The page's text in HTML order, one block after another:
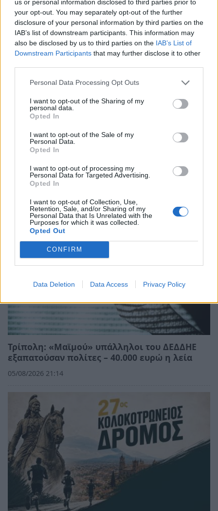
us or personal information disclosed to third parties prior to
your opt-out. You may separately opt-out of the further
disclosure of your personal information by third parties on the
IAB’s list of downstream participants. This information may
also be disclosed by us to third parties on the IAB’s List of
Downstream Participants that may further disclose it to other
Personal Data Processing Opt Outs
I want to opt-out of the Sharing of my
personal data.
Opted In
I want to opt-out of the Sale of my
Personal Data.
Opted In
I want to opt-out of processing my
Personal Data for Targeted Advertising.
Opted In
I want to opt-out of Collection, Use,
Retention, Sale, and/or Sharing of my
Personal Data that Is Unrelated with the
Purposes for which it was collected.
Opted Out
CONFIRM
Data Deletion Data Access Privacy Policy
Τι προβάλλουν τα Cinema σε επτά πόλεις της
Πελοποννήσου
Τρίπολη: «Μαϊμού» υπάλληλοι του ΔΕΔΔΗΕ
εξαπατούσαν πολίτες – 40.000 ευρώ η λεία
05/08/2026 21:14